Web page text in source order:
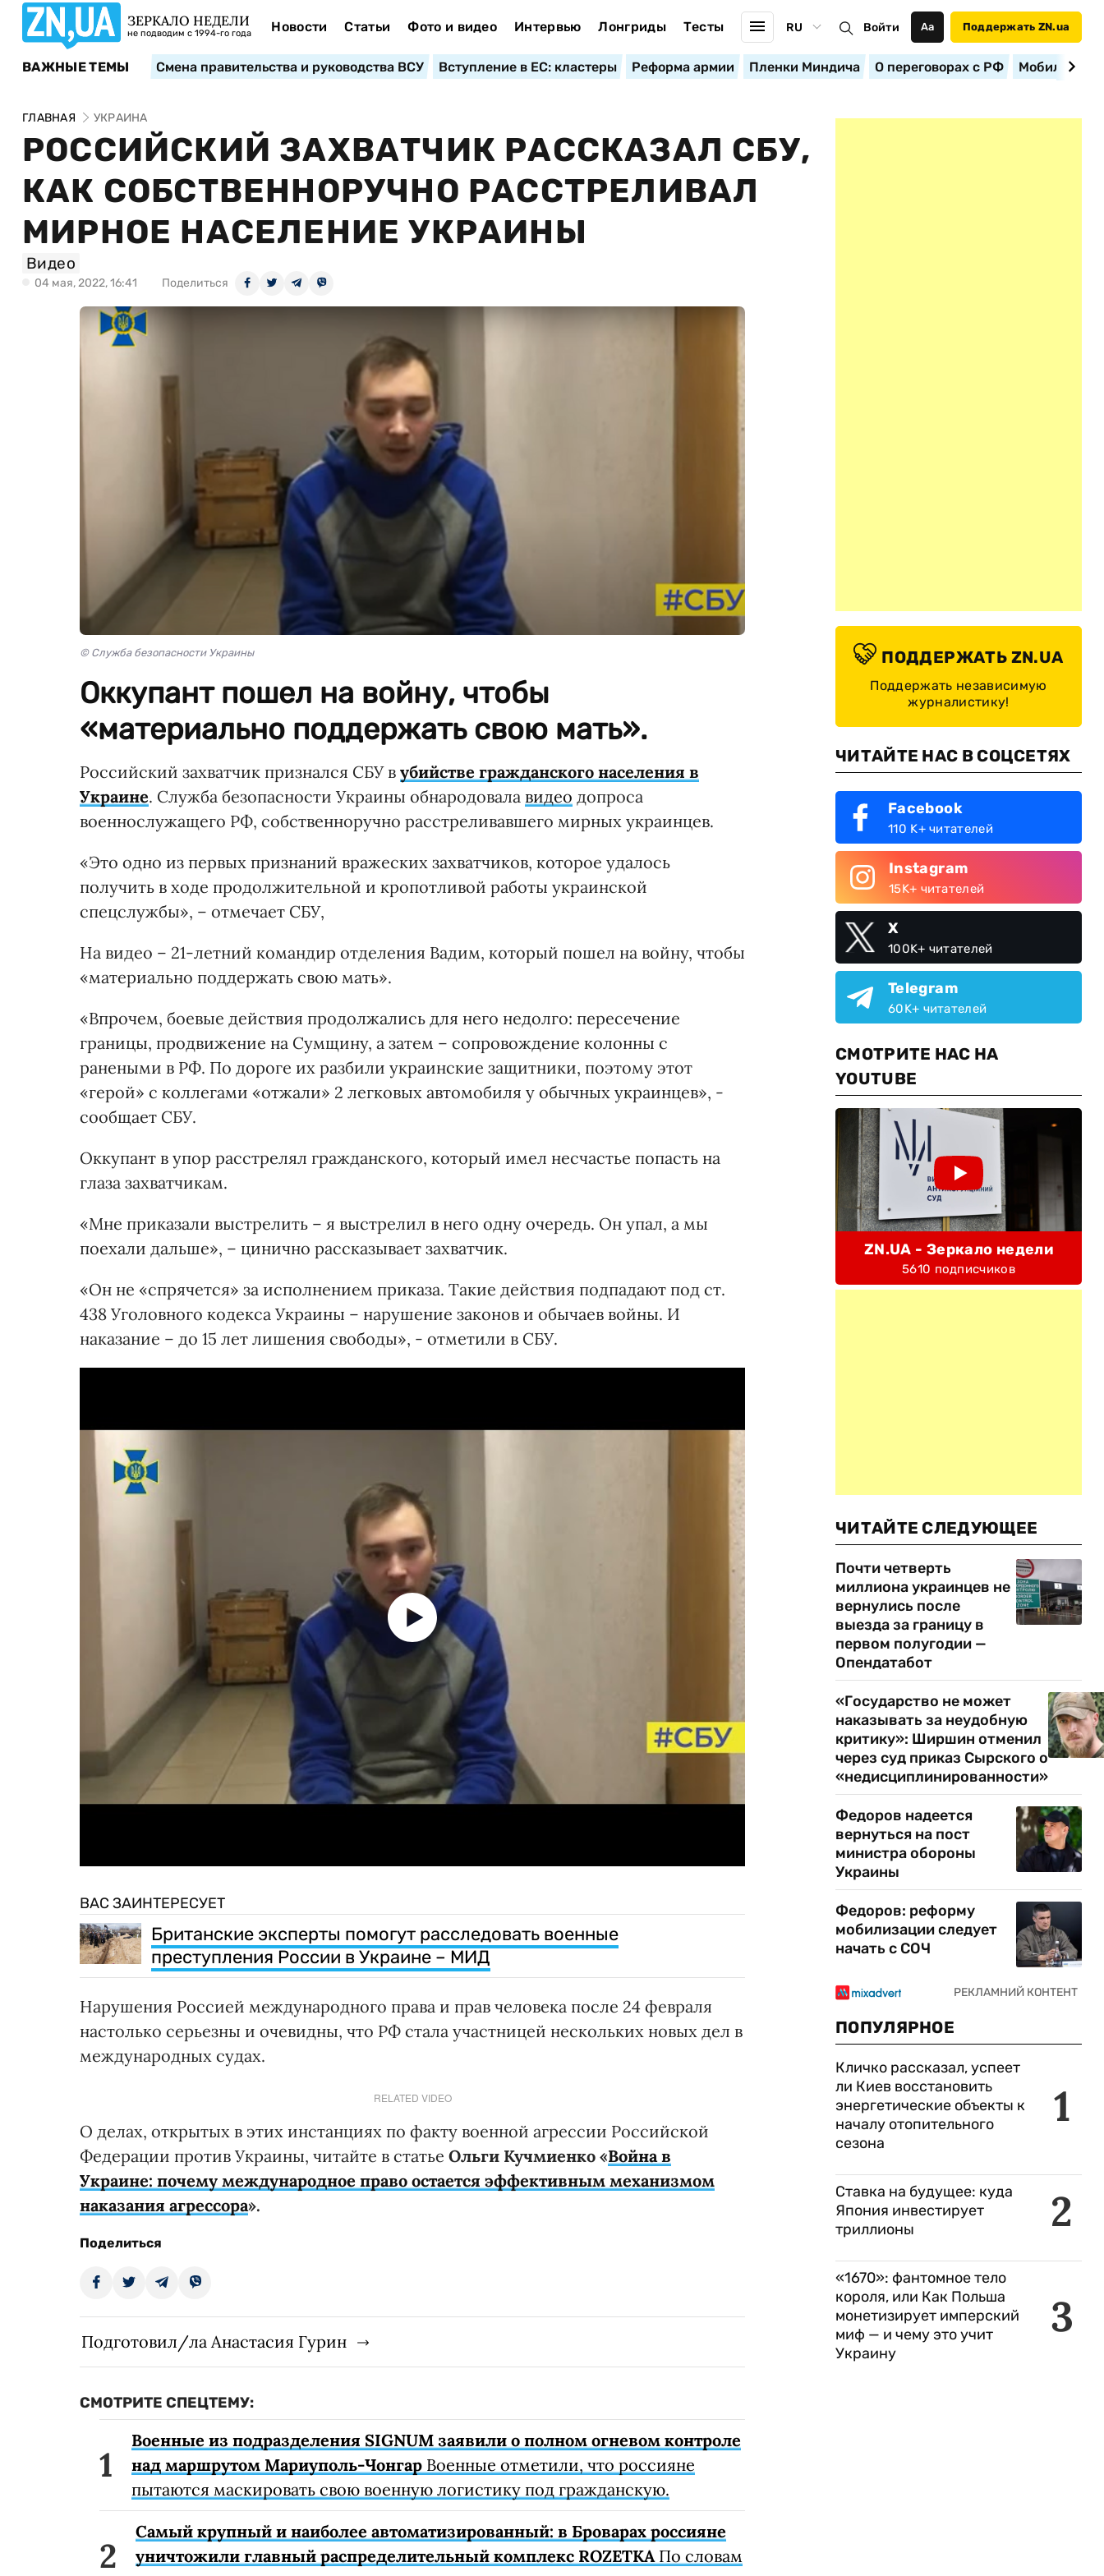
ЗЕРКАЛО НЕДЕЛИ
не подводим с 1994-го года Новости Статьи Фото и видео Интервью Лонгриды Тесты RU Войти Аа Поддержать ZN.ua
ВАЖНЫЕ ТЕМЫ Смена правительства и руководства ВСУ Вступление в ЕС: кластеры Реформа армии Пленки Миндича О переговорах с РФ
ГЛАВНАЯ УКРАИНА
РОССИЙСКИЙ ЗАХВАТЧИК РАССКАЗАЛ СБУ,
КАК СОБСТВЕННОРУЧНО РАССТРЕЛИВАЛ
МИРНОЕ НАСЕЛЕНИЕ УКРАИНЫ
Видео
04 мая, 2022, 16:41 Поделиться
© Служба безопасности Украины
Оккупант пошел на войну, чтобы
«материально поддержать свою мать».
Российский захватчик признался СБУ в убийстве гражданского населения в
Украине. Служба безопасности Украины обнародовала видео допроса
военнослужащего РФ, собственноручно расстреливавшего мирных украинцев.
«Это одно из первых признаний вражеских захватчиков, которое удалось
получить в ходе продолжительной и кропотливой работы украинской
спецслужбы», – отмечает СБУ,
На видео – 21-летний командир отделения Вадим, который пошел на войну, чтобы
«материально поддержать свою мать».
«Впрочем, боевые действия продолжались для него недолго: пересечение
границы, продвижение на Сумщину, а затем – сопровождение колонны с
ранеными в РФ. По дороге их разбили украинские защитники, поэтому этот
«герой» с коллегами «отжали» 2 легковых автомобиля у обычных украинцев», -
сообщает СБУ.
Оккупант в упор расстрелял гражданского, который имел несчастье попасть на
глаза захватчикам.
«Мне приказали выстрелить – я выстрелил в него одну очередь. Он упал, а мы
поехали дальше», – цинично рассказывает захватчик.
«Он не «спрячется» за исполнением приказа. Такие действия подпадают под ст.
438 Уголовного кодекса Украины – нарушение законов и обычаев войны. И
наказание – до 15 лет лишения свободы», - отметили в СБУ.
ВАС ЗАИНТЕРЕСУЕТ
Британские эксперты помогут расследовать военные
преступления России в Украине – МИД
Нарушения Россией международного права и прав человека после 24 февраля
настолько серьезны и очевидны, что РФ стала участницей нескольких новых дел в
международных судах.
RELATED VIDEO
О делах, открытых в этих инстанциях по факту военной агрессии Российской
Федерации против Украины, читайте в статье Ольги Кучмиенко «Война в
Украине: почему международное право остается эффективным механизмом
наказания агрессора».
Поделиться
Подготовил/ла Анастасия Гурин
СМОТРИТЕ СПЕЦТЕМУ:
Военные из подразделения SIGNUM заявили о полном огневом контроле
над маршрутом Мариуполь-Чонгар Военные отметили, что россияне
пытаются маскировать свою военную логистику под гражданскую.
Самый крупный и наиболее автоматизированный: в Броварах россияне
уничтожили главный распределительный комплекс ROZETKAПо словам
ПОДДЕРЖАТЬ ZN.UA
Поддержать независимую
журналистику!
ЧИТАЙТЕ НАС В СОЦСЕТЯХ
Facebook
110 K+ читателей
Instagram
15K+ читателей
X
100K+ читателей
Telegram
60K+ читателей
СМОТРИТЕ НАС НА
YOUTUBE
ZN.UA - Зеркало недели
5610 подписчиков
ЧИТАЙТЕ СЛЕДУЮЩЕЕ
Почти четверть
миллиона украинцев не
вернулись после
выезда за границу в
первом полугодии —
Опендатабот
«Государство не может
наказывать за неудобную
критику»: Ширшин отменил
через суд приказ Сырского о
«недисциплинированности»
Федоров надеется
вернуться на пост
министра обороны
Украины
Федоров: реформу
мобилизации следует
начать с СОЧ
ПОПУЛЯРНОЕ
1
Кличко рассказал, успеет
ли Киев восстановить
энергетические объекты к
началу отопительного
сезона
2
Ставка на будущее: куда
Япония инвестирует
триллионы
3
«1670»: фантомное тело
короля, или Как Польша
монетизирует имперский
миф — и чему это учит
Украину